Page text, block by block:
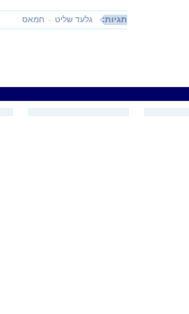
תגיות: גלעד שליט חמאס